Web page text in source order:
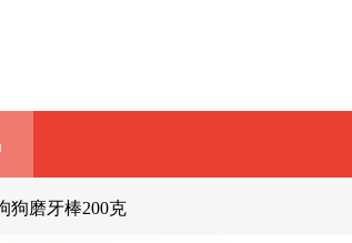
狗磨牙棒200克